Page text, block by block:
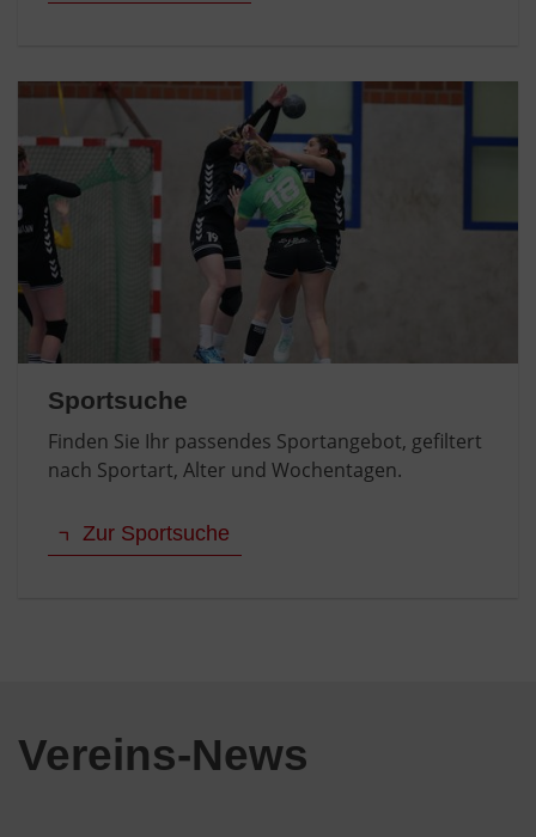
Sportsuche
Finden Sie Ihr passendes Sportangebot, gefiltert
nach Sportart, Alter und Wochentagen.
Zur Sportsuche
Vereins-News